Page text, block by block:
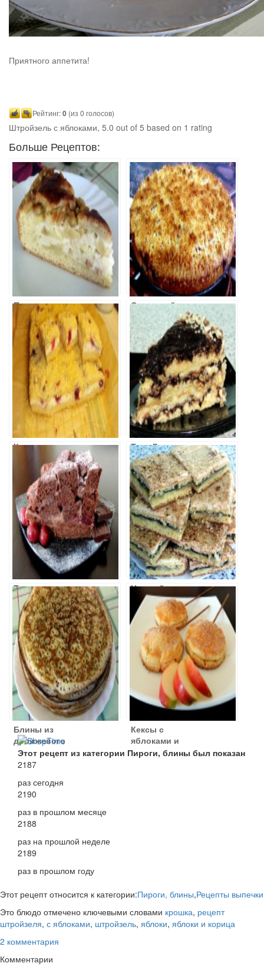
Приятного аппетита!
Рейтинг:0 (из 0 голосов)
Штройзель с яблоками, 5.0 out of 5 based on 1 rating
Больше Рецептов:
Пирог с
яблоками и
кедровыми
орехами
Сливовый
пирог со
штрейзелем
(Немецкая
кухня)
Королевская
Торт Гуцулские
узоры
Торт
Шоколадные
развалины
Нежный пирог с
щавелем
Блины из
дрожжевого
теста
Кексы с
яблоками и
корицей на
Этот рецепт из категории Пироги, блины был показан
2187
раз сегодня
2190
раз в прошлом месяце
2188
раз на прошлой неделе
2189
раз в прошлом году
Этот рецепт относится к категории:Пироги, блины,Рецепты выпечки
Это блюдо отмечено ключевыми словами крошка, рецепт
штройзеля, с яблоками, штройзель, яблоки, яблоки и корица
2 комментария
Комментарии